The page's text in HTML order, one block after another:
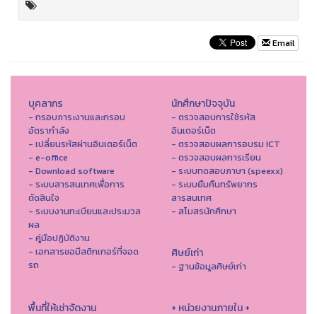
Email
บุคลากร
- กรอบภาระงานและกรอบ
อัตรากำลัง
- เปลี่ยนรหัสผ่านอินเตอร์เน็ต
- e-office
- Download software
- ระบบสารสนเทศเพื่อการ
ตัดสินใจ
- ระบบงานทะเบียนและประมวล
ผล
- คู่มือปฏิบัติงาน
- เอกสารขอมีสติกเกอร์ที่จอด
รถ
นักศึกษาปัจจุบัน
- ตรวจสอบการใช้รหัส
อินเตอร์เน็ต
- ตรวจสอบผลการอบรม ICT
- ตรวจสอบผลการเรียน
- ระบบทดสอบภาษา (speexx)
- ระบบยืมคืนทรัพยากร
สารสนเทศ
- สโมสรนักศึกษา
ศิษย์เก่า
- ฐานข้อมูลศิษย์เก่า
พื้นที่ให้เช่าจัดงาน + หน่วยงานภายใน +